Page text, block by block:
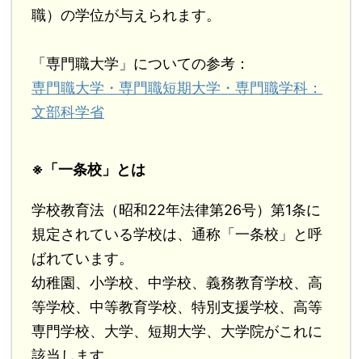
職）の学位が与えられます。
「専門職大学」についての参考：
専門職大学・専門職短期大学・専門職学科：
文部科学省
※「一条校」とは
学校教育法（昭和22年法律第26号）第1条に
規定されている学校は、通称「一条校」と呼
ばれています。
幼稚園、小学校、中学校、義務教育学校、高
等学校、中等教育学校、特別支援学校、高等
専門学校、大学、短期大学、大学院がこれに
該当します。